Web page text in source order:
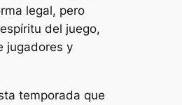
legal, pero
del juego,
jugadores y
temporada que